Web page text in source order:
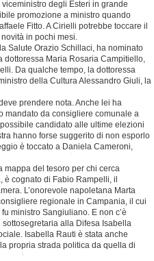
degli Esteri in grande
promozione a ministro quando
Fitto. A Cirielli potrebbe toccare il
in pochi mesi.
Salute Orazio Schillaci, ha nominato
Maria Rosaria Campitiello,
Da qualche tempo, la dottoressa
della Cultura Alessandro Giuli, la
prendere nota. Anche lei ha
mandato da consigliere comunale a
candidato alle ultime elezioni
hanno forse suggerito di non esporlo
è toccato a Daniela Cameroni,
mappa del tesoro per chi cerca
cognato di Fabio Rampelli, il
L’onorevole napoletana Marta
regionale in Campania, il cui
ministro Sangiuliano. E non c’è
alla Difesa Isabella
Isabella Rauti è stata anche
propria strada politica da quella di